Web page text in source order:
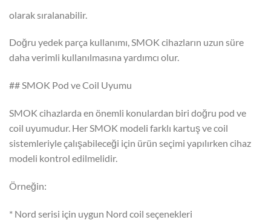
olarak sıralanabilir.
Doğru yedek parça kullanımı, SMOK cihazların uzun süre
daha verimli kullanılmasına yardımcı olur.
## SMOK Pod ve Coil Uyumu
SMOK cihazlarda en önemli konulardan biri doğru pod ve
coil uyumudur. Her SMOK modeli farklı kartuş ve coil
sistemleriyle çalışabileceği için ürün seçimi yapılırken cihaz
modeli kontrol edilmelidir.
Örneğin:
* Nord serisi için uygun Nord coil seçenekleri